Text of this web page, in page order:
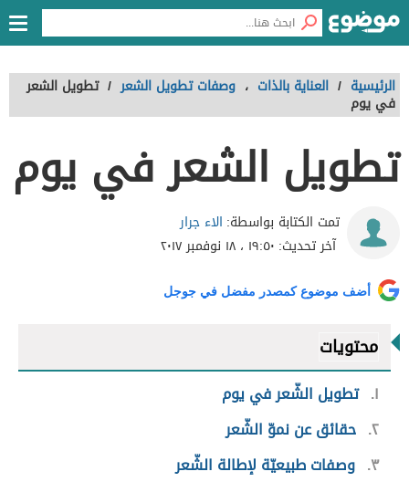
الرئيسية / العناية بالذات ، وصفات تطويل الشعر / تطويل الشعر
في يوم
تطويل الشعر في يوم
تمت الكتابة بواسطة: الاء جرار
آخر تحديث: ١٩:٥٠ ، ١٨ نوفمبر ٢٠١٧
أضف موضوع كمصدر مفضل في جوجل
محتويات
١ تطويل الشّعر في يوم
٢ حقائق عن نموّ الشّعر
٣ وصفات طبيعيّة لإطالة الشّعر